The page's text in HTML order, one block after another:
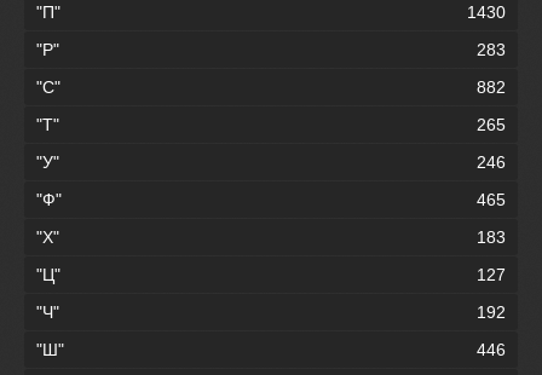
"П"
1430
"Р"
283
"С"
882
"Т"
265
"У"
246
"Ф"
465
"Х"
183
"Ц"
127
"Ч"
192
"Ш"
446